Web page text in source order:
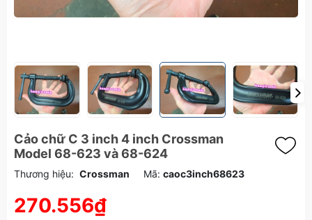
Cảo chữ C 3 inch 4 inch Crossman
Model 68-623 và 68-624
Thương hiệu: Crossman Mã: caoc3inch68623
270.556₫